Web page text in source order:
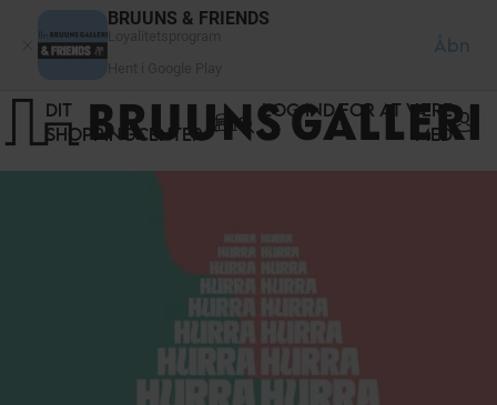
BRUUNS & FRIENDS
Åbn
DIT
SHOPPINGCENTER
LOG IND FOR AT VÆRE
MED
CCookie-styringspanel